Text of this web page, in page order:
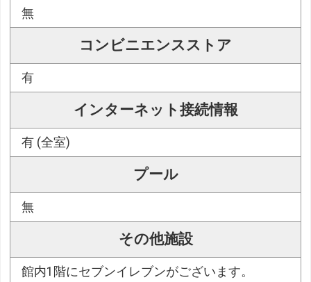
無
コンビニエンスストア
有
インターネット接続情報
有 (全室)
プール
無
その他施設
館内1階にセブンイレブンがございます。